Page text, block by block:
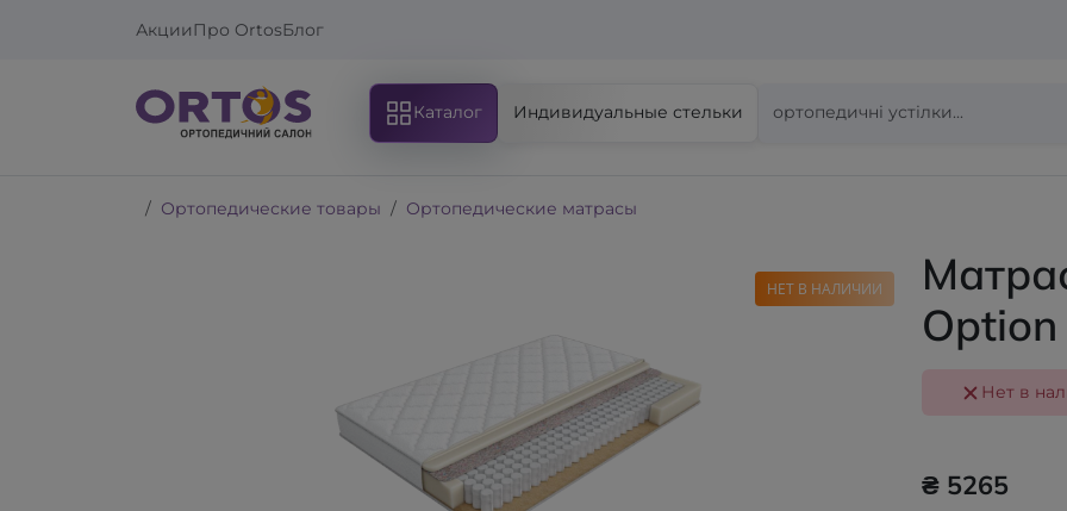
АкцииПро OrtosБлог
Каталог Индивидуальные стельки
Ортопедические товары Ортопедические матрасы
НЕТ В НАЛИЧИИ
Нет в
₴ 5265